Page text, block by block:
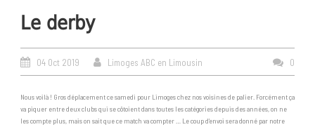
Le derby
04 Oct 2019 Limoges ABC en Limousin 0
Nous voilà ! Gros déplacement ce samedi pour Limoges chez nos voisines de palier. Forcément ça
va piquer entre deux clubs qui se côtoient dans toutes les catégories depuis des années, on ne
les compte plus, mais on sait que ce match va compter … Le coup d’envoi sera donné par notre